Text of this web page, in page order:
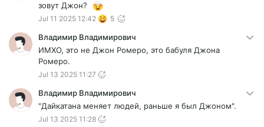
зовут Джон?
Jul 11 2025 12:42 5
Владимир Владимирович
ИМХО, это не Джон Ромеро, это бабуля Джона
Ромеро.
Jul 13 2025 11:27
Владимир Владимирович
"Дайкатана меняет людей, раньше я был Джоном".
Jul 13 2025 11:28